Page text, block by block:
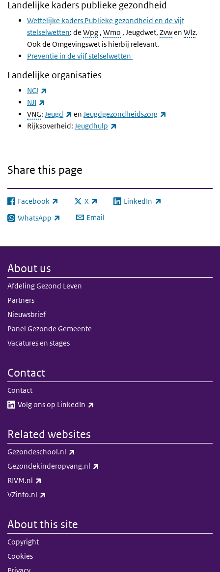
Landelijke kaders publieke gezondheid
Wettelijke kaders Publieke gezondheid en de vijf
stelselwetten: de Wpg , Wmo , Jeugdwet, Zvwen Wlz.
Ook de Omgevingswet is hierbij relevant.
Preventie in de vijf stelselwetten
Landelijke organisaties
NCJ
NJI
VNG: Jeugd (link is external)
enJeugdgezondheidszorg
Rijksoverheid: Jeugdhulp
Share this page
Facebook
(link is external) X
(link is external)LinkedIn
(link is external)
WhatsApp
(link is external) Email
About us
Afdeling Gezond Leven
Partners
Nieuwsbrief
Panel Gezonde Gemeente
Vacatures en stages
Contact
Contact
Volg ons op LinkedIn​​
Related websites
Gezondeschool.nl
Gezondekinderopvang.nl
RIVM.nl
VZinfo.nl
About this site
Copyright
Cookies